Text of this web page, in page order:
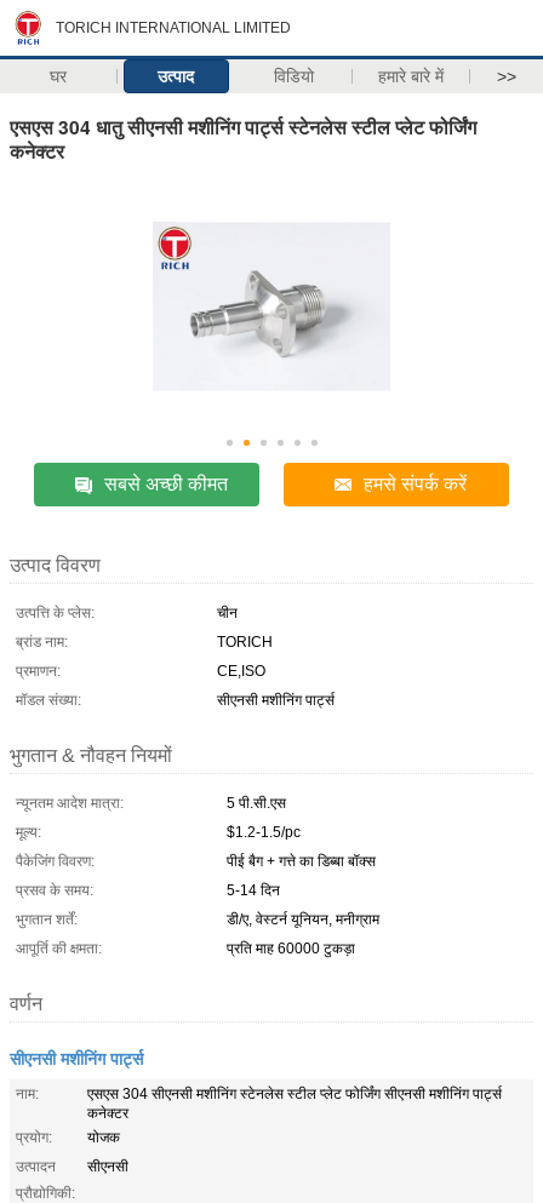
TORICH INTERNATIONAL LIMITED
घर उत्पाद विडियो हमारे बारे में >>
एसएस 304 धातु सीएनसी मशीनिंग पार्ट्स स्टेनलेस स्टील प्लेट फोर्जिंग
कनेक्टर
सबसे अच्छी कीमत हमसे संपर्क करें
उत्पाद विवरण
उत्पत्ति के प्लेस:
चीन
ब्रांड नाम:
TORICH
प्रमाणन:
CE,ISO
मॉडल संख्या:
सीएनसी मशीनिंग पार्ट्स
भुगतान & नौवहन नियमों
न्यूनतम आदेश मात्रा:
5 पी.सी.एस
मूल्य:
$1.2-1.5/pc
पैकेजिंग विवरण:
पीई बैग + गत्ते का डिब्बा बॉक्स
प्रसव के समय:
5-14 दिन
भुगतान शर्तें:
डी/ए, वेस्टर्न यूनियन, मनीग्राम
आपूर्ति की क्षमता:
प्रति माह 60000 टुकड़ा
वर्णन
सीएनसी मशीनिंग पार्ट्स
नाम:
एसएस 304 सीएनसी मशीनिंग स्टेनलेस स्टील प्लेट फोर्जिंग सीएनसी मशीनिंग पार्ट्स
कनेक्टर
प्रयोग:
योजक
उत्पादन
प्रौद्योगिकी:
सीएनसी